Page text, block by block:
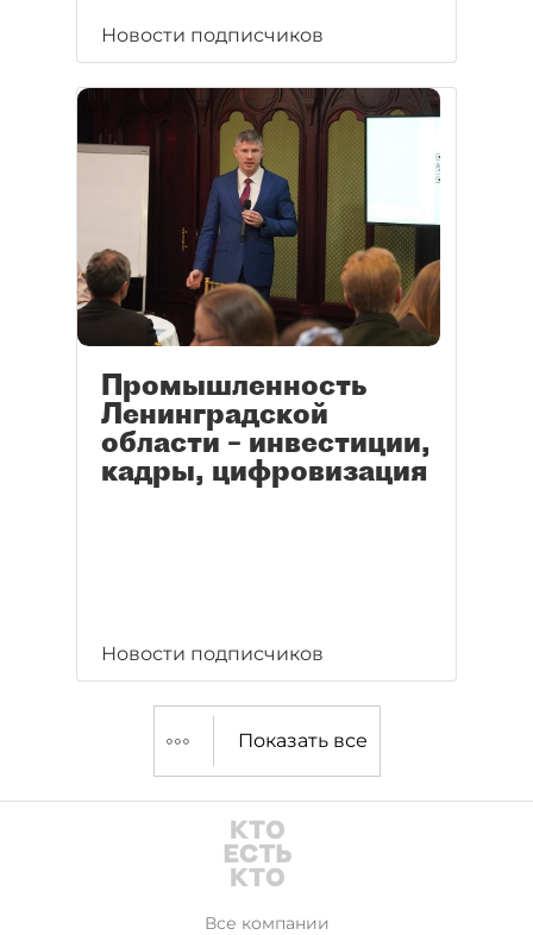
Новости подписчиков
Промышленность
Ленинградской
области – инвестиции,
кадры, цифровизация
Новости подписчиков
Показать все
Все компании